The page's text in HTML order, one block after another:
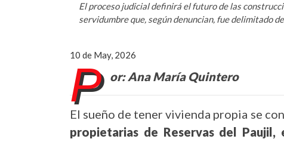
El proceso judicial definirá el futuro de las
servidumbre que, según denuncian, fue delimitado
10 de May, 2026
P or: Ana María Quintero
El sueño de tener vivienda propia se
propietarias de Reservas del Paujil,